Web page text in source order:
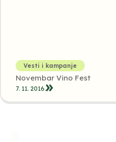
Vesti i kampanje
Novembar Vino Fest
7. 11. 2016.